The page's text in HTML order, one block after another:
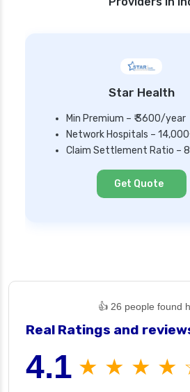
Star Health
Min Premium – ₹ 3600/year
Network Hospitals –
Claim Settlement Ratio –
Get Quote
👍 26 people found
Real Ratings and
4.1 ★ ★ ★ ★